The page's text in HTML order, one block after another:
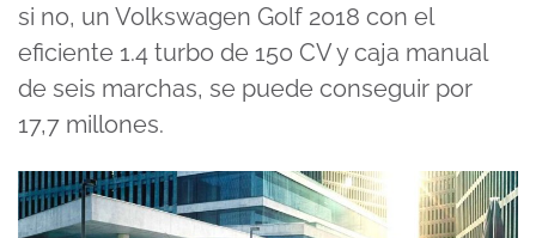
si no, un Volkswagen Golf 2018 con el
eficiente 1.4 turbo de 150 CV y caja manual
de seis marchas, se puede conseguir por
17,7 millones.